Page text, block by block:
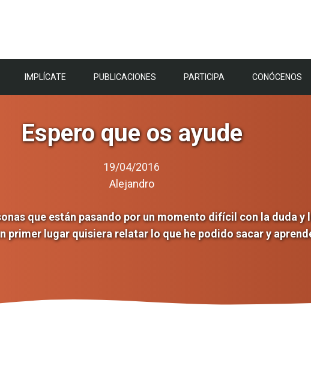
IMPLÍCATE PUBLICACIONES PARTICIPA CONÓCENOS
Espero que os ayude
19/04/2016
Alejandro
que están pasando por un momento difícil con la duda
primer lugar quisiera relatar lo que he podido sacar y